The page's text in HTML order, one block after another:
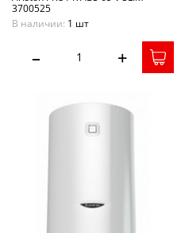
3700525
В наличии: 1 шт
– +